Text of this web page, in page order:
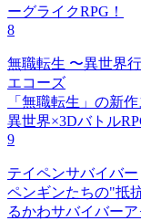
ーグライクRPG！
8
無職転生 〜異世界
エコーズ
「無職転生」の新
異世界×3Dバトル
9
テイペンサバイバー
ペンギンたちの"抵
るかわサバイバーア